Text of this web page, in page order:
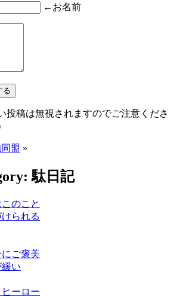
←お名前
投稿は無視されますのでご注意くださ
盟 »
駄日記
のこと
られる
ご褒美
い
ーロー